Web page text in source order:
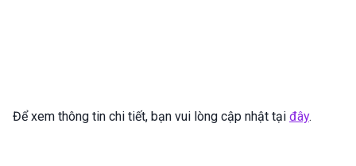
Để xem thông tin chi tiết, bạn vui lòng cập nhật tại đây.